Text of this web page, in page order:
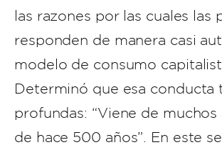
las razones por las cuales las
responden de manera casi
modelo de consumo
Determinó que esa conducta
profundas: “Viene de muchos
de hace 500 años”. En este